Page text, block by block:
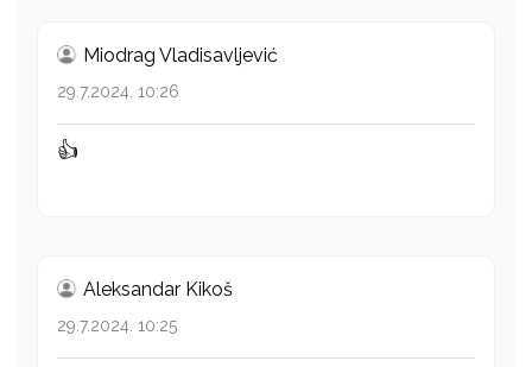
Miodrag Vladisavljević
29.7.2024. 10:26
👍
Aleksandar Kikoš
29.7.2024. 10:25